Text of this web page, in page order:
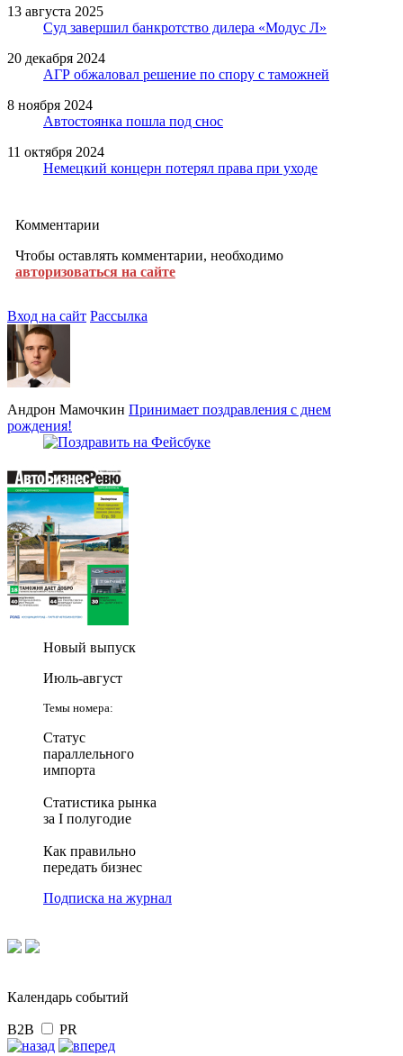
13 августа 2025
Суд завершил банкротство дилера «Модус Л»
20 декабря 2024
АГР обжаловал решение по спору с таможней
8 ноября 2024
Автостоянка пошла под снос
11 октября 2024
Немецкий концерн потерял права при уходе
Комментарии
Чтобы оставлять комментарии, необходимо
авторизоваться на сайте
Вход на сайт Рассылка
Андрон Мамочкин Принимает поздравления с днем
рождения!
Новый выпуск
Июль-август
Темы номера:
Статус
параллельного
импорта
Статистика рынка
за I полугодие
Как правильно
передать бизнес
Подписка на журнал
Календарь событий
B2B PR